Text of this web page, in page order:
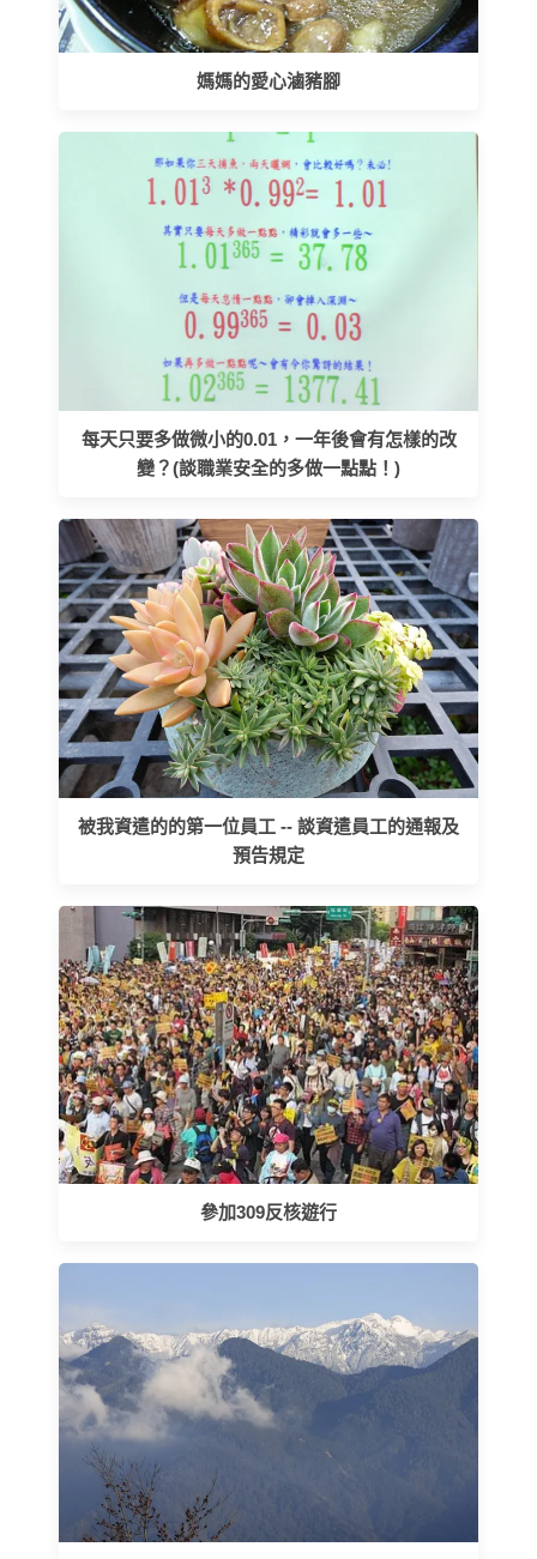
媽媽的愛心滷豬腳
每天只要多做微小的0.01，一年後會有怎樣的改
變？(談職業安全的多做一點點！)
被我資遣的的第一位員工 -- 談資遣員工的通報及
預告規定
參加309反核遊行